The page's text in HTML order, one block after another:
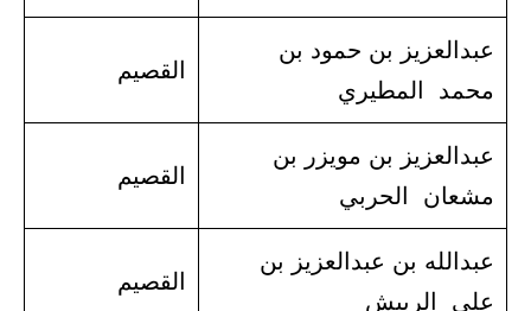
عبدالعزيز بن حمود بن
محمد المطيري
القصيم
عبدالعزيز بن مويزر بن
مشعان الحربي
القصيم
عبدالله بن عبدالعزيز بن
علي الربيش
القصيم